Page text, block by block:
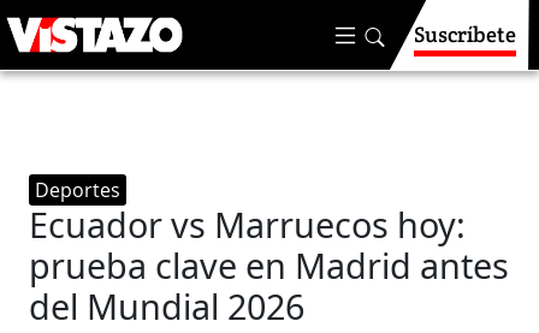
Suscríbete
Deportes
Ecuador vs Marruecos hoy:
prueba clave en Madrid antes
del Mundial 2026